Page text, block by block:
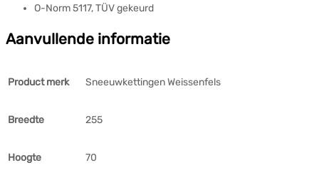
O-Norm 5117, TÜV gekeurd
Aanvullende informatie
Product merk Sneeuwkettingen Weissenfels
Breedte 255
Hoogte 70